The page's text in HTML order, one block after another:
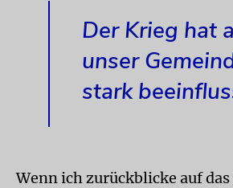
Der Krieg hat
unser
stark
Wenn ich zurückblicke auf